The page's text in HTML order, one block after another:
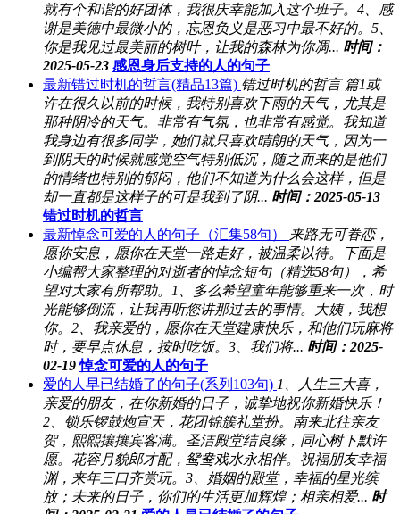
就有个和谐的好团体，我很庆幸能加入这个班子。4、感
谢是美德中最微小的，忘恩负义是恶习中最不好的。5、
你是我见过最美丽的树叶，让我的森林为你凋... 时间：
2025-05-23 感恩身后支持的人的句子
最新错过时机的哲言(精品13篇) 错过时机的哲言 篇1或
许在很久以前的时候，我特别喜欢下雨的天气，尤其是
那种阴冷的天气。非常有气氛，也非常有感觉。我知道
我身边有很多同学，她们就只喜欢晴朗的天气，因为一
到阴天的时候就感觉空气特别低沉，随之而来的是他们
的情绪也特别的郁闷，他们不知道为什么会这样，但是
却一直都是这样子的可是我到了阴... 时间：2025-05-13
错过时机的哲言
最新悼念可爱的人的句子（汇集58句）
来路无可眷恋，
愿你安息，愿你在天堂一路走好，被温柔以待。下面是
小编帮大家整理的对逝者的悼念短句（精选58句），希
望对大家有所帮助。1、多么希望童年能够重来一次，时
光能够倒流，让我再听您讲那过去的事情。大姨，我想
你。2、我亲爱的，愿你在天堂建康快乐，和他们玩麻将
时，要早点休息，按时吃饭。3、我们将... 时间：2025-
02-19 悼念可爱的人的句子
爱的人早已结婚了的句子(系列103句) 1、人生三大喜，
亲爱的朋友，在你新婚的日子，诚挚地祝你新婚快乐！
2、锁乐锣鼓炮宣天，花团锦簇礼堂扮。南来北往亲友
贺，熙熙攘攘宾客满。圣洁殿堂结良缘，同心树下默许
愿。花容月貌郎才配，鸳鸯戏水永相伴。祝福朋友幸福
渊，来年三口齐赏玩。3、婚姻的殿堂，幸福的星光缤
放；未来的日子，你们的生活更加辉煌；相亲相爱... 时